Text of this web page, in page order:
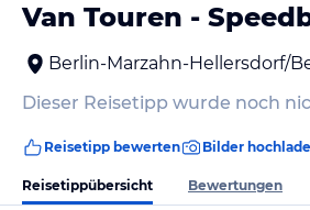
Van Touren -
Berlin-Marzahn-Hellersdorf/
Dieser Reisetipp wurde noch
Reisetipp bewerten Bilder
Reisetippübersicht Bewertungen